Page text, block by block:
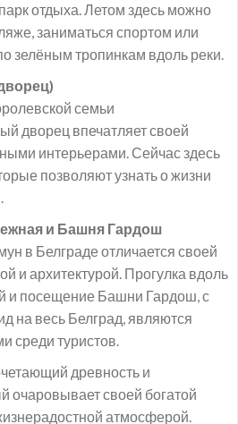
отдыха. Летом здесь можно
заниматься спортом или
зелёным тропинкам вдоль реки.
семьи
дворец впечатляет своей
интерьерами. Сейчас здесь
позволяют узнать о жизни
и Башня Гардош
в Белграде отличается своей
и архитектурой. Прогулка вдоль
и посещение Башни Гардош, с
на весь Белград, являются
среди туристов.
древность и
очаровывает своей богатой
атмосферой.